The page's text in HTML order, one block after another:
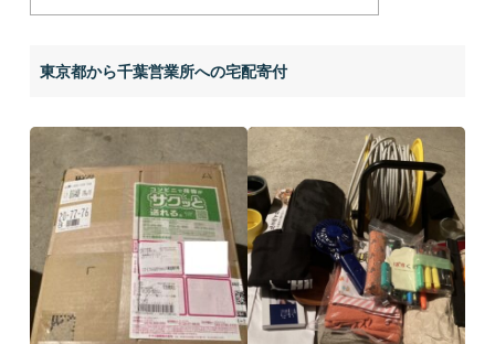
東京都から千葉営業所への宅配寄付